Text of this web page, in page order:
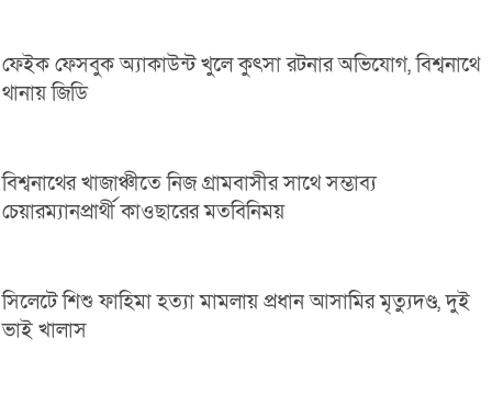
ফেইক ফেসবুক অ্যাকাউন্ট খুলে কুৎসা রটনার অভিযোগ, বিশ্বনাথে
থানায় জিডি
বিশ্বনাথের খাজাঞ্চীতে নিজ গ্রামবাসীর সাথে সম্ভাব্য
চেয়ারম্যানপ্রার্থী কাওছারের মতবিনিময়
সিলেটে শিশু ফাহিমা হত্যা মামলায় প্রধান আসামির মৃত্যুদণ্ড, দুই
ভাই খালাস